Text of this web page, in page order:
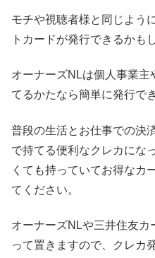
モチや視聴者様と同じよう
トカードが発行できるかも
オーナーズNLは個人事業主
てるかたなら簡単に発行で
普段の生活とお仕事での決
で持てる便利なクレカにな
くても持っていてお得なカ
てください。
オーナーズNLや三井住友
って置きますので、クレカ